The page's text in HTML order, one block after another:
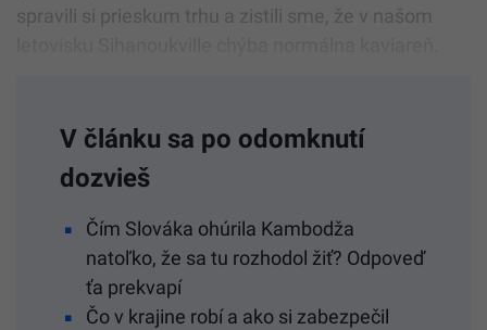
spravili si prieskum trhu a zistili sme, že v našom
V článku sa po odomknutí
dozvieš
Čím Slováka ohúrila Kambodža
natoľko, že sa tu rozhodol žiť? Odpoveď
ťa prekvapí
Čo v krajine robí a ako si zabezpečil